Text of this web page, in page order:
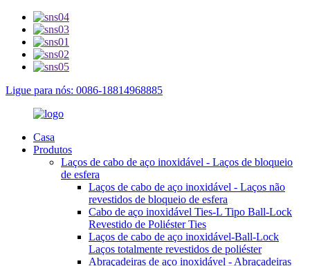
Ligue para nós: 0086-18814968885
Casa
Produtos
Laços de cabo de aço inoxidável - Laços de bloqueio
de esfera
Laços de cabo de aço inoxidável - Laços não
revestidos de bloqueio de esfera
Cabo de aço inoxidável Ties-L Tipo Ball-Lock
Revestido de Poliéster Ties
Laços de cabo de aço inoxidável-Ball-Lock
Laços totalmente revestidos de poliéster
Abraçadeiras de aço inoxidável - Abraçadeiras